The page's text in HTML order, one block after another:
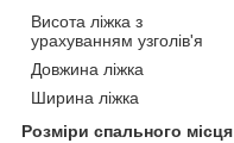
Висота ліжка з
урахуванням узголів'я
Довжина ліжка
Ширина ліжка
Розміри спального місця